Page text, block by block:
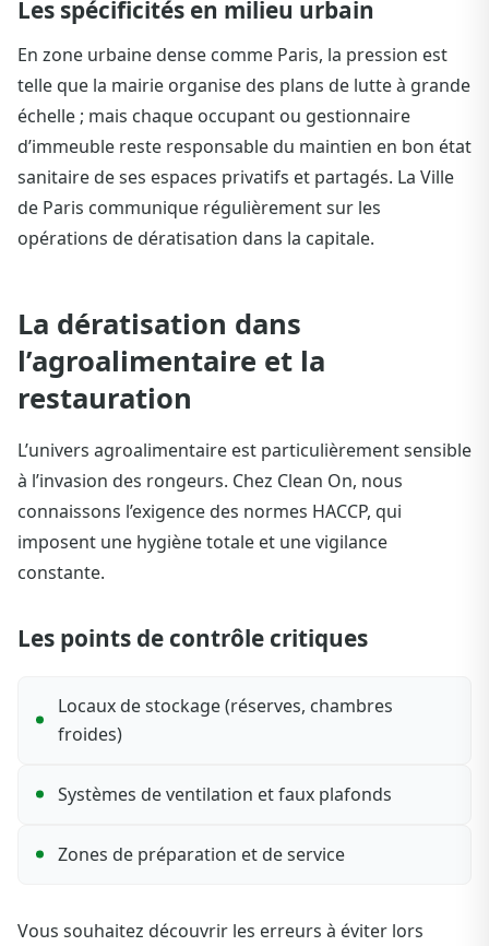
Les spécificités en milieu urbain
En zone urbaine dense comme Paris, la pression est
telle que la mairie organise des plans de lutte à grande
échelle ; mais chaque occupant ou gestionnaire
d’immeuble reste responsable du maintien en bon état
sanitaire de ses espaces privatifs et partagés. La Ville
de Paris communique régulièrement sur les
opérations de dératisation dans la capitale.
La dératisation dans
l’agroalimentaire et la
restauration
L’univers agroalimentaire est particulièrement sensible
à l’invasion des rongeurs. Chez Clean On, nous
connaissons l’exigence des normes HACCP, qui
imposent une hygiène totale et une vigilance
constante.
Les points de contrôle critiques
Locaux de stockage (réserves, chambres
froides)
Systèmes de ventilation et faux plafonds
Zones de préparation et de service
Vous souhaitez découvrir les erreurs à éviter lors